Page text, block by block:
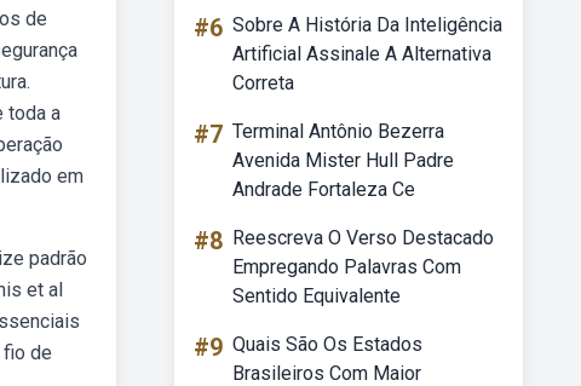
de
toda a
em
padrão
et al
fio de
#6 Sobre A História Da Inteligência
Artificial Assinale A Alternativa
Correta
#7 Terminal Antônio Bezerra
Avenida Mister Hull Padre
Andrade Fortaleza Ce
#8 Reescreva O Verso Destacado
Empregando Palavras Com
Sentido Equivalente
#9 Quais São Os Estados
Brasileiros Com Maior